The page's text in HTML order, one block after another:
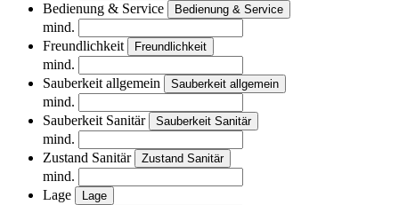
Bedienung & Service
Bedienung & Service
mind.
Freundlichkeit
Freundlichkeit
mind.
Sauberkeit allgemein
Sauberkeit allgemein
mind.
Sauberkeit Sanitär
Sauberkeit Sanitär
mind.
Zustand Sanitär
Zustand Sanitär
mind.
Lage
Lage